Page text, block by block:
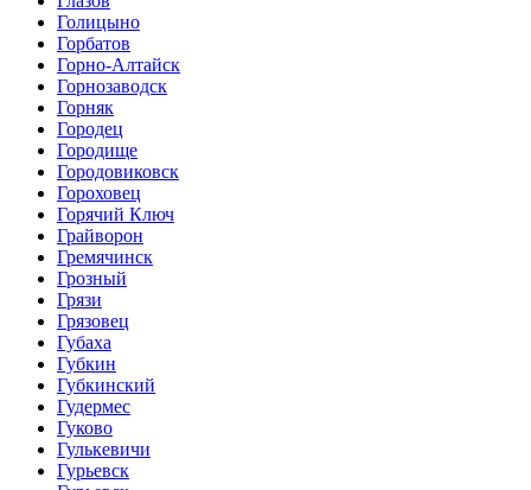
Голицыно
Горбатов
Горно-Алтайск
Горнозаводск
Горняк
Городец
Городище
Городовиковск
Гороховец
Горячий Ключ
Грайворон
Гремячинск
Грозный
Грязи
Грязовец
Губаха
Губкин
Губкинский
Гудермес
Гуково
Гулькевичи
Гурьевск